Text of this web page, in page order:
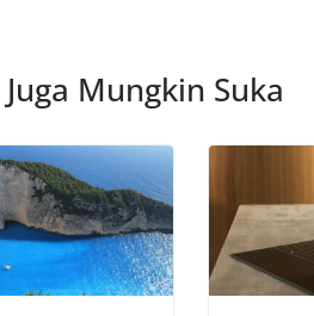
Mungkin Suka